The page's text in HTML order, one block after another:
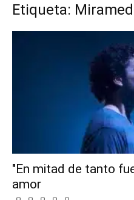
Etiqueta:
"En mitad de tanto
amor